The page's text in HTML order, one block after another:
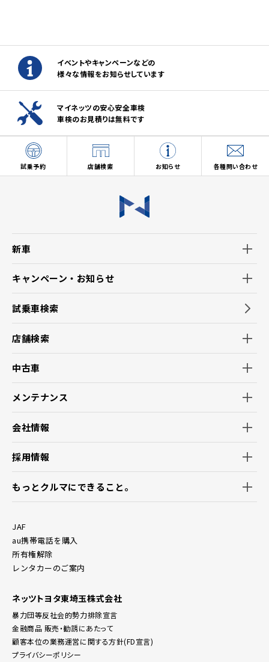
含みます。郵便、電話、電子メール、訪問等の方法によりご案
内・ご提案いたします。）
(4)当社が取り扱う商品・サービスに関し、商品開発および品
質の向上、またはお客様満足度向上策を検討するため。（郵
便、電話、電子メール、訪問等の方法により実施し、アンケート
調査を含みます。）
要望に対し適切に対応するため。
(6)店舗の新設・移転、担当者の異動や変更等についてご案内
するため。（郵便、電話、電子メール、訪問等の方法によりご案
内します。）
3.当社ホームページ上に掲示する「プライバシー・ポリシー」
に記載の「お客様情報相談窓口」にお問い合わせいただくこ
とで、ご本人からのご請求であることを確認の上で、お客様の
個人情報の利用を停止することが出来ます。
※利用停止した場合でも、商品・サービスの不具合などお客
様保護の観点で必要なご連絡をさせていただく場合がありま
【推奨環境について】
1.当社の推奨するインターネット環境にてお申込みをお願い
それに伴う連絡の不徹底については責任を負いかねますの
で、あらかじめご了承ください。
なお、不具合の生じたデータについてはお客様にお断り無く
削除させていただく場合がございます。
※推奨環境についてはトヨタメーカーサイト「サイト利用につ
いて」を参照ください。
イベントやキャンペーンなどの
様々な情報をお知らせしています
マイネッツの安心安全車検
車検のお見積りは無料です
試乗予約 店舗検索 お知らせ 各種問い合わせ
新車
キャンペーン・お知らせ
試乗車検索
店舗検索
中古車
メンテナンス
会社情報
採用情報
もっとクルマにできること。
JAF
au携帯電話を購入
所有権解除
レンタカーのご案内
ネッツトヨタ東埼玉株式会社
暴力団等反社会的勢力排除宣言
金融商品 販売・勧誘にあたって
顧客本位の業務運営に関する方針(FD宣言)
プライバシーポリシー